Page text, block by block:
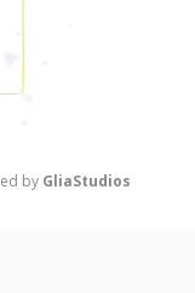
by GliaStudios